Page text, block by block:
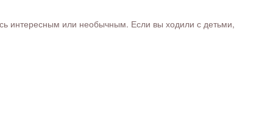
интересным или необычным. Если вы ходили с детьми,